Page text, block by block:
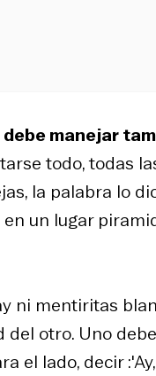
manejar
todo, todas
la palabra lo
un lugar
ni mentiritas
otro. Uno
el lado, decir